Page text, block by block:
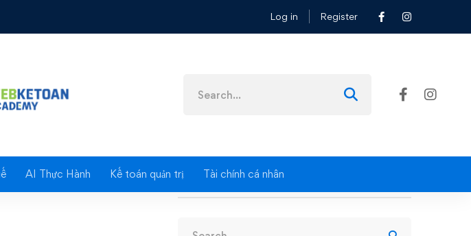
Log in Register
for:
AI Thực Hành Kế toán quản trị Tài chính cá nhân